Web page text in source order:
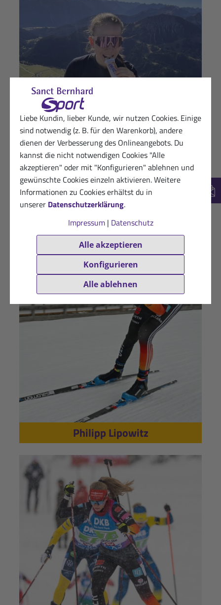
Liebe Kundin, lieber Kunde, wir nutzen Cookies. Einige
sind notwendig (z. B. für den Warenkorb), andere
dienen der Verbesserung des Onlineangebots. Du
kannst die nicht notwendigen Cookies "Alle
akzeptieren" oder mit "Konfigurieren" ablehnen und
gewünschte Cookies einzeln aktivieren. Weitere
Informationen zu Cookies erhältst du in
unserer Datenschutzerklärung.
Impressum| Datenschutz
Alle akzeptieren
Konfigurieren
Alle ablehnen
Melina Gaupp
Philipp Lipowitz